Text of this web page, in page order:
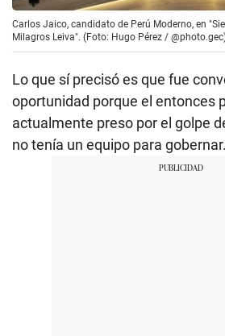
Carlos Jaico, candidato de Perú Moderno, en
Milagros Leiva". (Foto: Hugo Pérez /
Lo que sí precisó es que fue
oportunidad porque el entonces
actualmente preso por el golpe
no tenía un equipo para gobernar.